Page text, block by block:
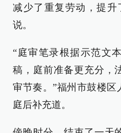
减少了重复劳动，提升
说。
“庭审笔录根据示范文
稿，庭前准备更充分，
审节奏。”福州市鼓楼区
庭后补充道。